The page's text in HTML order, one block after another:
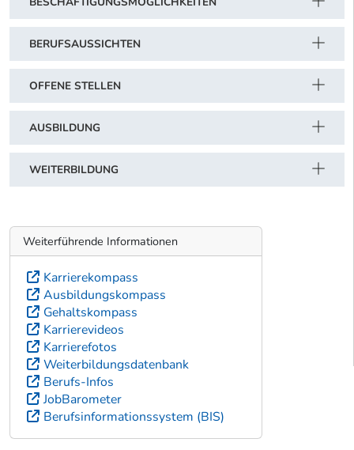
BERUFSAUSSICHTEN
OFFENE STELLEN
AUSBILDUNG
WEITERBILDUNG
Weiterführende Informationen
Karrierekompass
Ausbildungskompass
Gehaltskompass
Karrierevideos
Karrierefotos
Weiterbildungsdatenbank
Berufs-Infos
JobBarometer
Berufsinformationssystem (BIS)